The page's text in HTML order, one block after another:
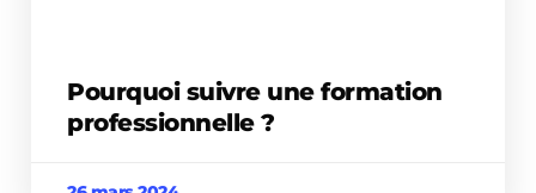
Pourquoi suivre une formation
professionnelle ?